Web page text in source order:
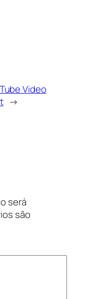
Video
→
será
são